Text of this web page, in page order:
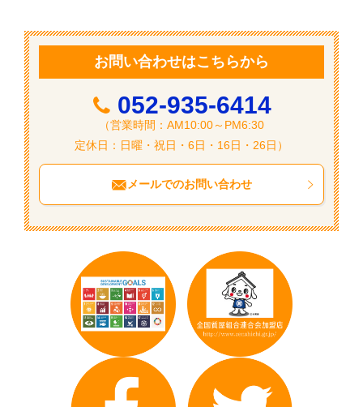
お問い合わせはこちらから
052-935-6414
（営業時間：AM10:00～PM6:30
定休日：日曜・祝日・6日・16日・26日）
メールでのお問い合わせ